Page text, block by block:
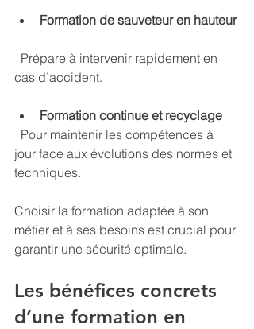
Formation de sauveteur en hauteur
cas d’accident.
Formation continue et recyclage
jour face aux évolutions des normes et
techniques.
Choisir la formation adaptée à son
métier et à ses besoins est crucial pour
garantir une sécurité optimale.
Les bénéfices concrets
d’une formation en